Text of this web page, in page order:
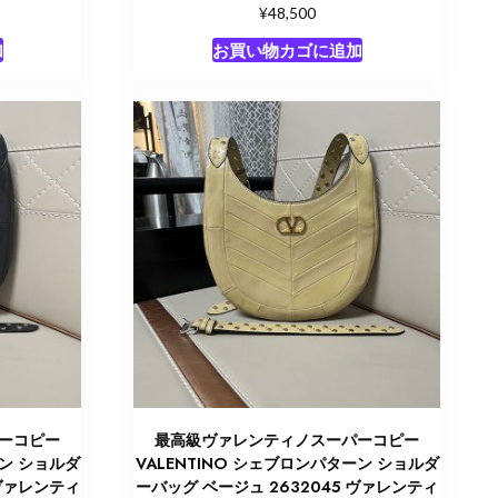
¥48,500
お買い物カゴに追加
コピー
ショルダ
レンティ
最高級ヴァレンティノスーパーコピー
VALENTINO シェブロンパターン ショルダ
ーバッグ ベージュ 2632045 ヴァレンティ